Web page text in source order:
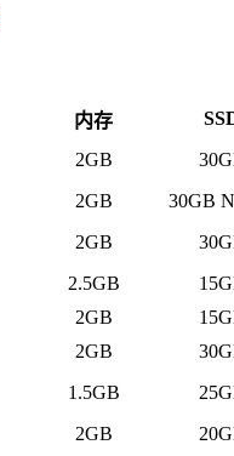
内存
2GB
2GB
30GB
2GB
2.5GB
2GB
2GB
1.5GB
2GB